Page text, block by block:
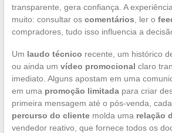
transparente, gera confiança. A
muito: consultar os comentários , ler o
compradores, tudo isso influencia a
Um laudo técnico recente, um histórico
ou ainda um vídeo promocional claro
imediato. Alguns apostam em uma
em uma promoção limitadapara criar
primeira mensagem até o pós-venda,
percurso do clientemolda uma relação
vendedor reativo, que fornece todos os